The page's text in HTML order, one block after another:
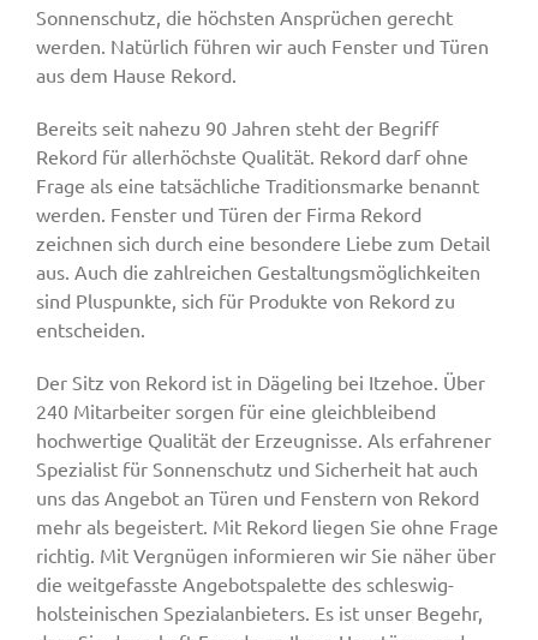
Sonnenschutz, die höchsten Ansprüchen gerecht
werden. Natürlich führen wir auch Fenster und Türen
aus dem Hause Rekord.
Bereits seit nahezu 90 Jahren steht der Begriff
Rekord für allerhöchste Qualität. Rekord darf ohne
Frage als eine tatsächliche Traditionsmarke benannt
werden. Fenster und Türen der Firma Rekord
zeichnen sich durch eine besondere Liebe zum Detail
aus. Auch die zahlreichen Gestaltungsmöglichkeiten
sind Pluspunkte, sich für Produkte von Rekord zu
entscheiden.
Der Sitz von Rekord ist in Dägeling bei Itzehoe. Über
240 Mitarbeiter sorgen für eine gleichbleibend
hochwertige Qualität der Erzeugnisse. Als erfahrener
Spezialist für Sonnenschutz und Sicherheit hat auch
uns das Angebot an Türen und Fenstern von Rekord
mehr als begeistert. Mit Rekord liegen Sie ohne Frage
richtig. Mit Vergnügen informieren wir Sie näher über
die weitgefasste Angebotspalette des schleswig-
holsteinischen Spezialanbieters. Es ist unser Begehr,